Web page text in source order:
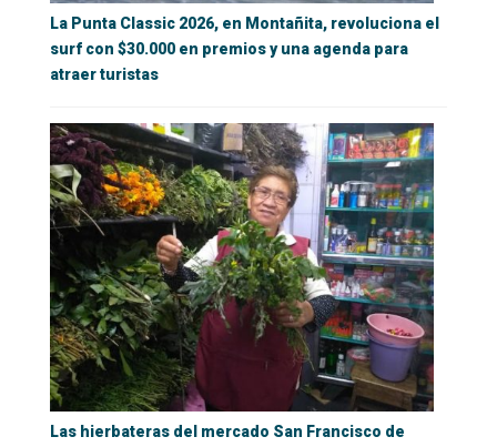
La Punta Classic 2026, en Montañita, revoluciona el
surf con $30.000 en premios y una agenda para
atraer turistas
Las hierbateras del mercado San Francisco de